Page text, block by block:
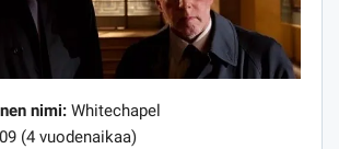
nimi: Whitechapel
(4 vuodenaikaa)